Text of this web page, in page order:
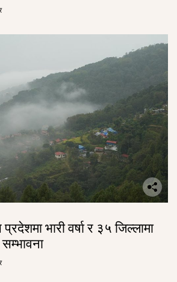
भारी वर्षा र ३५ जिल्लामा